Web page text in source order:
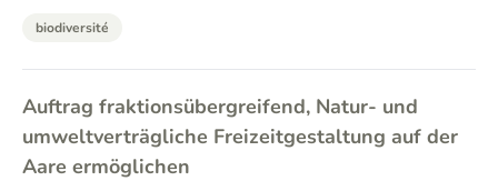
biodiversité
Auftrag fraktionsübergreifend, Natur- und
umweltverträgliche Freizeitgestaltung auf der
Aare ermöglichen